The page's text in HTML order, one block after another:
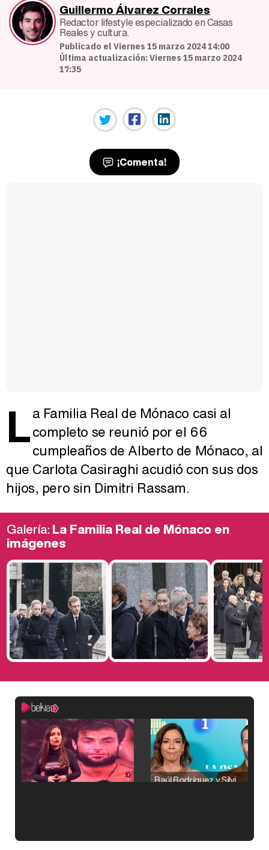
Guillermo Álvarez Corrales
Redactor lifestyle especializado en Casas
Reales y cultura.
Publicado el Viernes 15 marzo 2024 14:00
Última actualización: Viernes 15 marzo 2024
17:35
¡Comenta!
La Familia Real de Mónaco casi al
completo se reunió por el 66
cumpleaños de Alberto de Mónaco, al
que Carlota Casiraghi acudió con sus dos
hijos, pero sin Dimitri Rassam.
Galería:La Familia Real de Mónaco en
imágenes
Raúl Rodríguez y Silvia Taulés nos cuentan su papel en 'La familia de la tele'